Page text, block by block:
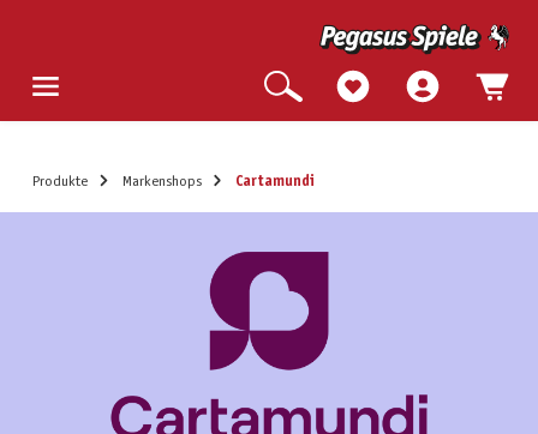
Produkte Markenshops Cartamundi